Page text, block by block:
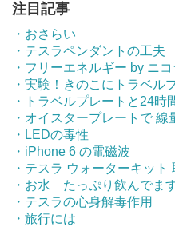
注目記事
・おさらい
・テスラペンダントの工夫
・フリーエネルギー by ニ
・実験！きのこにトラベル
・トラベルプレートと24時
・オイスタープレートで 線
・LEDの毒性
・iPhone 6 の電磁波
・テスラ ウォーターキット
・お水 たっぷり飲んでま
・テスラの心身解毒作用
・旅行には